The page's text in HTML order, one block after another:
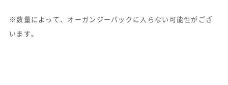
※数量によって、オーガンジーバックに入らない可能性がござ
います。